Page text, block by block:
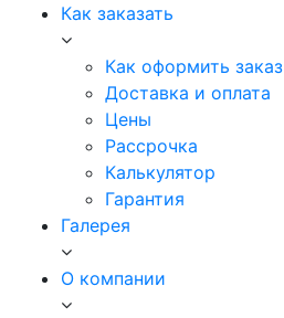
Как заказать
Как оформить заказ
Доставка и оплата
Цены
Рассрочка
Калькулятор
Гарантия
Галерея
О компании